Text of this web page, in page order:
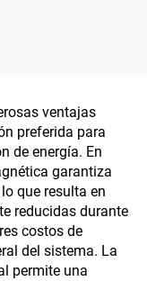
ventajas
preferida para
de energía. En
garantiza
que resulta en
reducidas durante
costos de
del sistema. La
permite una